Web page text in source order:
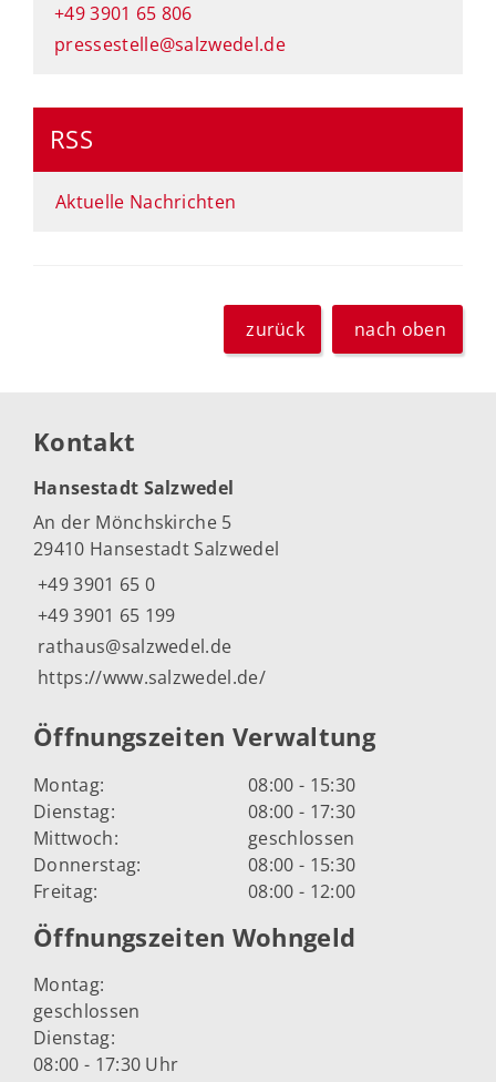
+49 3901 65 806
pressestelle@salzwedel.de
RSS
Aktuelle Nachrichten
zurück nach oben
Kontakt
Hansestadt Salzwedel
An der Mönchskirche 5
29410 Hansestadt Salzwedel
+49 3901 65 0
+49 3901 65 199
rathaus@salzwedel.de
https://www.salzwedel.de/
Öffnungszeiten Verwaltung
Montag:
08:00 - 15:30
Dienstag:
08:00 - 17:30
Mittwoch:
geschlossen
Donnerstag:
08:00 - 15:30
Freitag:
08:00 - 12:00
Öffnungszeiten Wohngeld
Montag:
geschlossen
Dienstag:
08:00 - 17:30 Uhr